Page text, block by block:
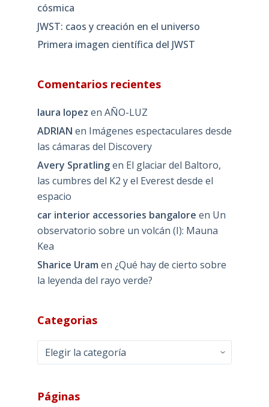
cósmica
JWST: caos y creación en el universo
Primera imagen científica del JWST
Comentarios recientes
laura lopez en AÑO-LUZ
ADRIAN en Imágenes espectaculares desde
las cámaras del Discovery
Avery Spratlingen El glaciar del Baltoro,
las cumbres del K2 y el Everest desde el
espacio
car interior accessories bangalore en Un
observatorio sobre un volcán (I): Mauna
Kea
Sharice Uram en ¿Qué hay de cierto sobre
la leyenda del rayo verde?
Categorias
Categorias
Páginas